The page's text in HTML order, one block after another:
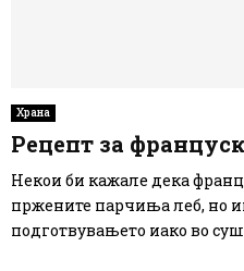
Храна
Рецепт за
Некои би кажале дека
пржените парчиња леб, но
подготвувањето иако во